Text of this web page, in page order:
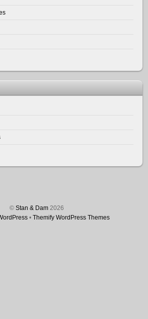
© Stan & Dam2026
• Themify WordPress Themes